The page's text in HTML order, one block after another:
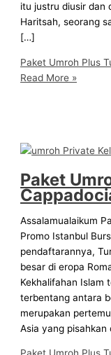
itu justru diusir dan
Haritsah, seorang
[…]
Paket Umroh Plus
Read More »
Paket
Assalamualaikum
Promo Istanbul
pendaftarannya,
besar di eropa
Kekhalifahan Islam
terbentang antara
merupakan
Asia yang pisahkan